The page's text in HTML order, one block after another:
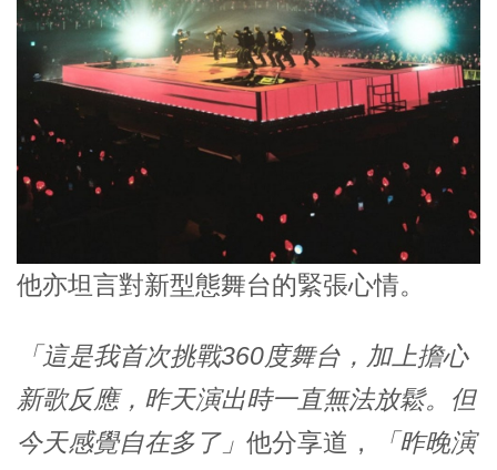
他亦坦言對新型態舞台的緊張心情。
「這是我首次挑戰360度舞台，加上擔心
新歌反應，昨天演出時一直無法放鬆。但
今天感覺自在多了」 他分享道，
「昨晚演